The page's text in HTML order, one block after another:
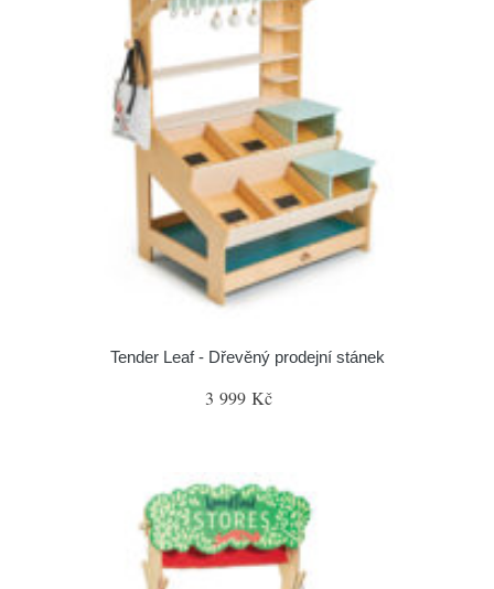
Tender Leaf - Dřevěný prodejní stánek
3 999 Kč